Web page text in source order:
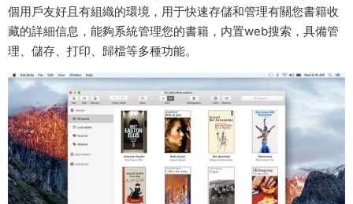
個用戶友好且有組織的環境，用于快速存儲和管理有關您書籍收
藏的詳細信息，能夠系統管理您的書籍，内置web搜索，具備管
理、儲存、打印、歸檔等多種功能。